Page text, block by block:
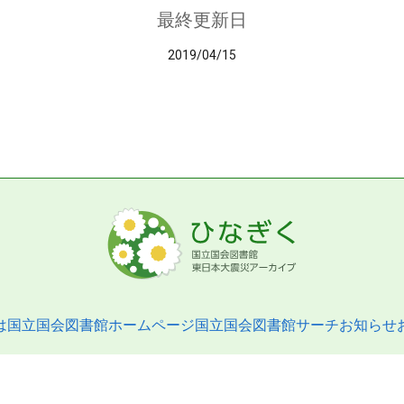
最終更新日
2019/04/15
国立国会図書館ホームページ国立国会図書館サーチお知らせ